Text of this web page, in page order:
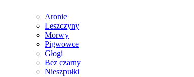
Aronie
Leszczyny
Morwy
Pigwowce
Głogi
Bez czarny
Nieszpułki